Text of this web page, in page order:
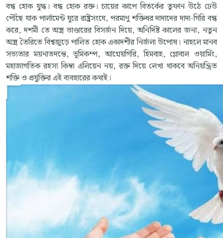
বন্ধ হোক যুদ্ধ। বন্ধ হোক রক্ত। চায়ের কাপে বিতর্কের তুফান উঠে ঢেউ
পৌঁছে যাক পার্লামেন্ট ঘুরে রাষ্ট্রসংঘে, পরমাণু শক্তিধর দাদাদের দাদা-গিরি বন্ধ
করে, দশমী তে অস্ত্র ভাণ্ডারের বিসর্জন দিয়ে, অনির্দিষ্ট কালের জন্য, নতুন
অস্ত্র তৈরিতে বিশ্বজুড়ে পালিত হোক একাদশীর নির্জলা উপোষ। নাহলে মানব
সভ্যতার ময়নাতদন্তে, ভূমিকম্প, আগ্নেয়গিরি, হিমবাহ, গ্লোবাল ওয়ার্মিং,
মহাজাগতিক রহস্য কিম্বা এলিয়েন নয়, রক্ত দিয়ে লেখা থাকবে অনিয়ন্ত্রিত
শক্তি ও প্রযুক্তির এই ব্যবহারের কথাই।